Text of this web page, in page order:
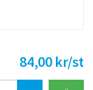
84,00 kr/st